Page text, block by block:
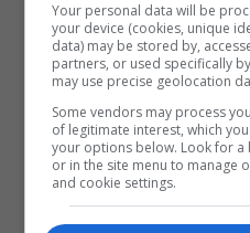
Your personal data will be
your device (cookies, unique
data) may be stored by,
partners, or used specifically
may use precise geolocation
Some vendors may process
of legitimate interest, which
your options below. Look for
or in the site menu to manage
and cookie settings.